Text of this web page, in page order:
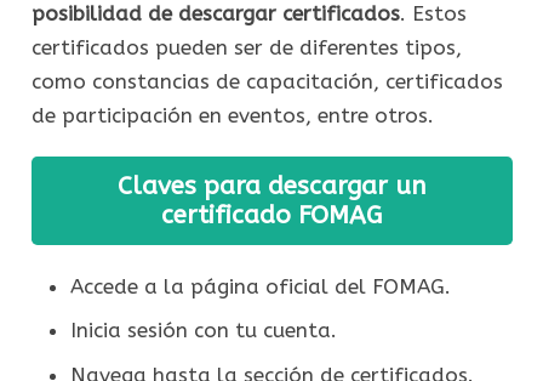
posibilidad de descargar certificados. Estos
certificados pueden ser de diferentes tipos,
como constancias de capacitación, certificados
de participación en eventos, entre otros.
Claves para descargar un
certificado FOMAG
Accede a la página oficial del FOMAG.
Inicia sesión con tu cuenta.
Navega hasta la sección de certificados.